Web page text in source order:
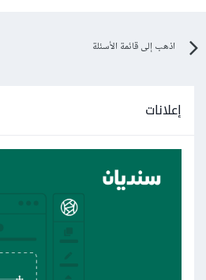
اذهب إلى قائمة الأسئلة
إعلانات